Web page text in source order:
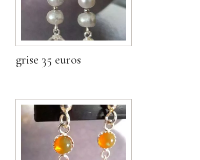
grise 35 euros